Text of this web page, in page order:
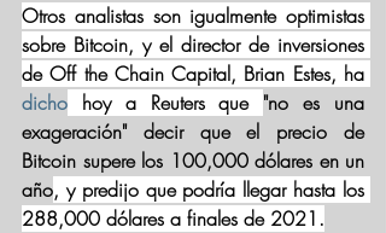
Otros analistas son igualmente optimistas
sobre Bitcoin, y el director de inversiones
dicho hoy a Reuters que "no es una
exageración" decir que el precio de
Bitcoin supere los 100,000 dólares en un
año, y predijo que podría llegar hasta los
288,000 dólares a finales de 2021.